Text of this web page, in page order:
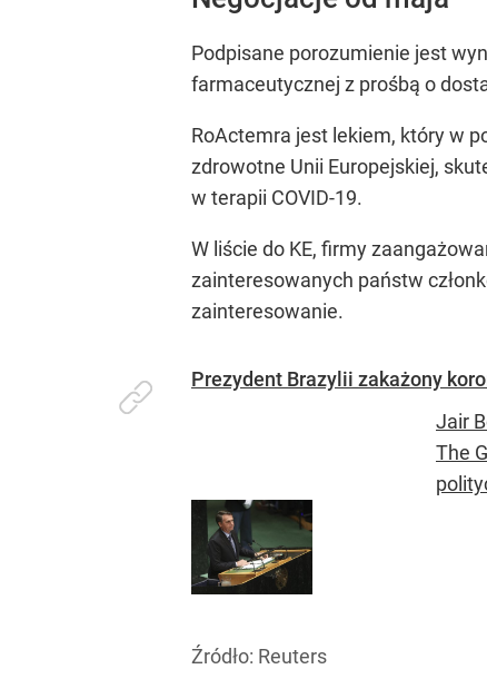
Podpisane porozumienie jest
farmaceutycznej z prośbą o
RoActemra jest lekiem, który w
zdrowotne Unii Europejskiej,
w terapii COVID-19.
W liście do KE, firmy
zainteresowanych państw
zainteresowanie.
Prezydent Brazylii zakażony
Jair
The
Źródło: Reuters